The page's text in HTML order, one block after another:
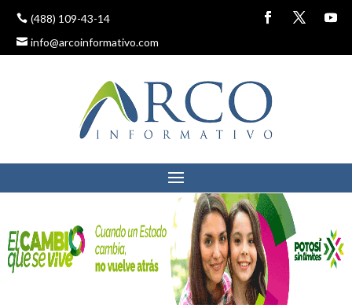
(488) 109-43-14
info@arcoinformativo.com